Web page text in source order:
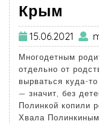
Крым
15.06.2021
Многодетным
отдельно от
вырваться куда-
— значит, без
Полинкой копили
Хвала